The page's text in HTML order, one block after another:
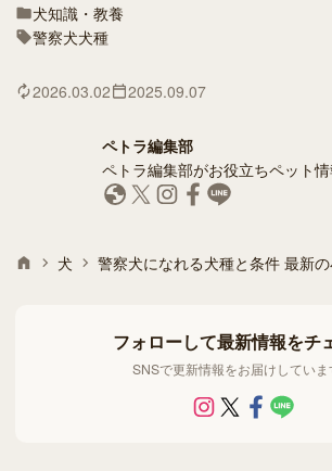
犬知識・教養
警察犬犬種
2026.03.02 2025.09.07
ペトラ編集部
ペトラ編集部がお役立ちペット情
犬
フォローして最新情報をチ
SNSで更新情報をお届けしていま